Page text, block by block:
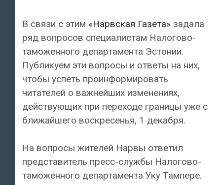
В связи с этим «Нарвская Газета» задала
ряд вопросов специалистам Налогово-
таможенного департамента Эстонии.
Публикуем эти вопросы и ответы на них,
чтобы успеть проинформировать
читателей о важнейших изменениях,
действующих при переходе границы уже с
ближайшего воскресенья, 1 декабря.
На вопросы жителей Нарвы ответил
представитель пресс-службы Налогово-
таможенного департамента Уку Тампере.